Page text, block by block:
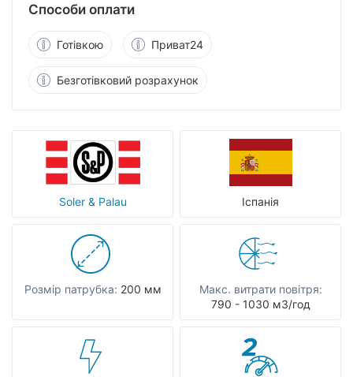
Soler & Palau Іспанія
Розмір патрубка: 200 мм
Макс. витрати повітря:
790 - 1030 мЗ/год
Способи оплати
Готівкою Приват24
Безготівковий розрахунок